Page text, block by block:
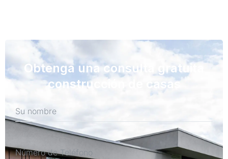
Obtenga una consulta gratuita
construcción de casas